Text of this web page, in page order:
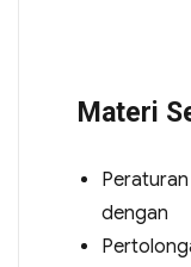
Materi
dengan